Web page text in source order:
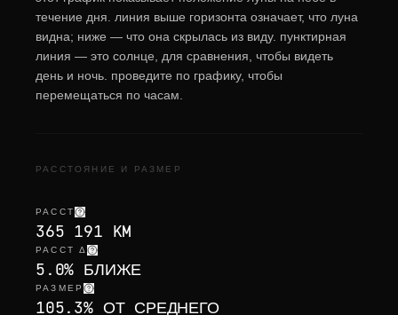
течение дня. линия выше горизонта означает, что луна
видна; ниже — что она скрылась из виду. пунктирная
линия — это солнце, для сравнения, чтобы видеть
день и ночь. проведите по графику, чтобы
перемещаться по часам.
РАССТОЯНИЕ И РАЗМЕР
РАССТ
365 191 KM
РАССТ Δ
5.0% БЛИЖЕ
РАЗМЕР
105.3% ОТ СРЕДНЕГО